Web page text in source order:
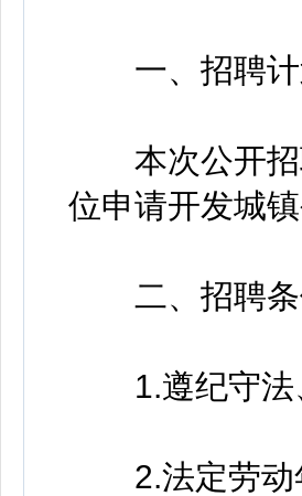
一、招聘计
本次公开招
位申请开发城
二、招聘条
1.遵纪守法
2.法定劳动年